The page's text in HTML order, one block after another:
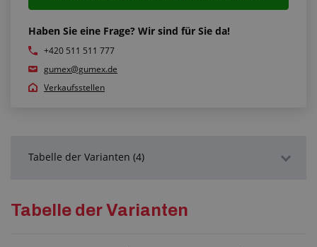
Wo findet Teflon Anwendung
Haben Sie eine Frage? Wir sind für Sie da!
+420 511 511 777
gumex@gumex.de
Verkaufsstellen
Tabelle der Varianten (4)
Tabelle der Varianten